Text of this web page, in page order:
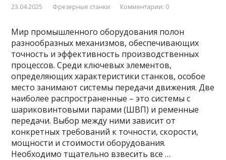
23.04.2025 Фрезерные станки Комментарии: 0
Мир промышленного оборудования полон
разнообразных механизмов, обеспечивающих
точность и эффективность производственных
процессов. Среди ключевых элементов,
определяющих характеристики станков, особое
место занимают системы передачи движения. Две
наиболее распространенные – это системы с
шариковинтовыми парами (ШВП) и ременные
передачи. Выбор между ними зависит от
конкретных требований к точности, скорости,
мощности и стоимости оборудования.
Необходимо тщательно взвесить все …